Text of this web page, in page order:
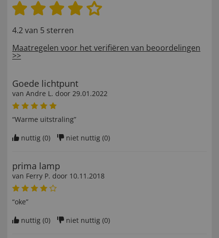
4.2 van 5 sterren
Maatregelen voor het verifiëren van beoordelingen
>>
Goede lichtpunt
van Andre L. door 29.01.2022
“Warme uitstraling”
nuttig (0) niet nuttig (0)
prima lamp
van Ferry P. door 10.11.2018
“oke”
nuttig (0) niet nuttig (0)